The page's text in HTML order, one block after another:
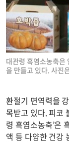
대관령 흑염소농축은
을 만들고 있다. 사진
환절기 면역력을
목받고 있다. 피코
령 흑염소농축’은
액 등 다양한 건강